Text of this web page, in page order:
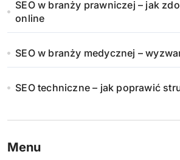
n
i
e
w
SEO w branży prawniczej – jak
online
SEO w branży medycznej –
SEO techniczne – jak poprawić
Menu